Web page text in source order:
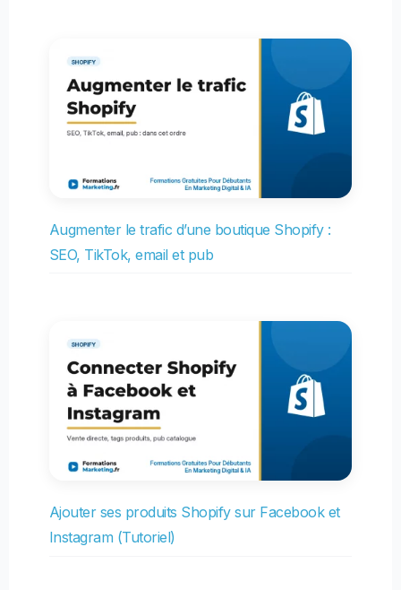
Augmenter le trafic d’une boutique Shopify :
SEO, TikTok, email et pub
Ajouter ses produits Shopify sur Facebook et
Instagram (Tutoriel)